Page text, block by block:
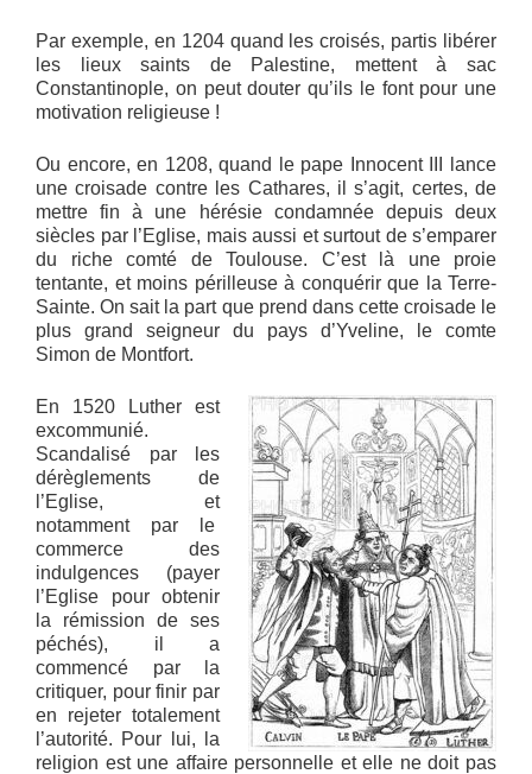
Par exemple, en 1204 quand les croisés, partis libérer
les lieux saints de Palestine, mettent à sac
Constantinople, on peut douter qu’ils le font pour une
motivation religieuse !
Ou encore, en 1208, quand le pape Innocent III lance
une croisade contre les Cathares, il s’agit, certes, de
mettre fin à une hérésie condamnée depuis deux
siècles par l’Eglise, mais aussi et surtout de s’emparer
du riche comté de Toulouse. C’est là une proie
tentante, et moins périlleuse à conquérir que la Terre-
Sainte. On sait la part que prend dans cette croisade le
plus grand seigneur du pays d’Yveline, le comte
Simon de Montfort.
En 1520 Luther est
excommunié.
Scandalisé par les
dérèglements de
l’Eglise, et
notamment par le
commerce des
indulgences (payer
l’Eglise pour obtenir
la rémission de ses
péchés), il a
commencé par la
critiquer, pour finir par
en rejeter totalement
l’autorité. Pour lui, la
religion est une affaire personnelle et elle ne doit pas